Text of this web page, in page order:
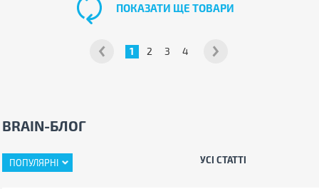
1 2 3 4
ПОКАЗАТИ ЩЕ ТОВАРИ
BRAIN-БЛОГ
ПОПУЛЯРНІ УСІ СТАТТІ